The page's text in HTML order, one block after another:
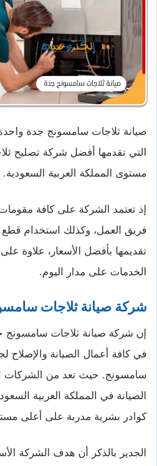
صيانة ثلاجات سامسونج جدة
التي تقدمها أفضل شركة تصليح
مستوى المملكة العربية السعودية.
إذ تعتمد الشركة على كافة
فريق العمل، وكذلك استخدام قطع
تقديمها بأفضل الأسعار، علاوة
الخدمات على مدار اليوم.
شركة صيانة ثلاجات
إن شركة صيانة ثلاجات سامسونج
في كافة أعمال الصيانة والإصلاح
سامسونج. حيث تعد من
الصيانة في المملكة العربية
كوادر بشرية مدربة على أعلى
الجدير بالذكر أن هدف الشركة